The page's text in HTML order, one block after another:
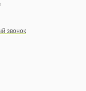
звонок